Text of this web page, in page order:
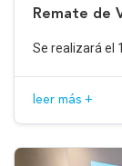
Remate de
Se realizará el
leer más +